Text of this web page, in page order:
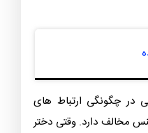
چگونگی ارتباط های
مخالف دارد. وقتی دختر